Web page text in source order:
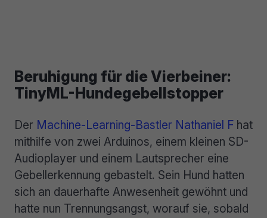
Beruhigung für die Vierbeiner:
TinyML-Hundegebellstopper
Der Machine-Learning-Bastler Nathaniel F hat
mithilfe von zwei Arduinos, einem kleinen SD-
Audioplayer und einem Lautsprecher eine
Gebellerkennung gebastelt. Sein Hund hatten
sich an dauerhafte Anwesenheit gewöhnt und
hatte nun Trennungsangst, worauf sie, sobald